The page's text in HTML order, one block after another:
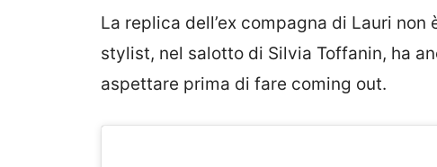
La replica dell’ex compagna di Lauri
stylist, nel salotto di Silvia Toffanin, ha
aspettare prima di fare coming out.